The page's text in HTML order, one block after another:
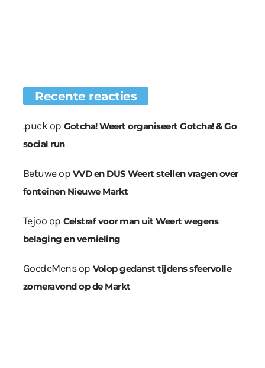
Recente reacties
.puckop Gotcha! Weert organiseert Gotcha! & Go
social run
Betuweop VVD en DUS Weert stellen vragen over
fonteinen Nieuwe Markt
Tejoo op Celstraf voor man uit Weert wegens
belaging en vernieling
GoedeMensop Volop gedanst tijdens sfeervolle
zomeravond op de Markt